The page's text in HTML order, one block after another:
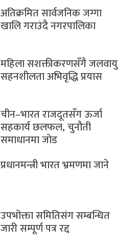
अतिक्रमित सार्वजनिक जग्गा
खालि गराउंदै नगरपालिका
महिला सशक्तीकरणसँगै जलवायु
सहनशीलता अभिवृद्धि प्रयास
चीन–भारत राजदूतसँग ऊर्जा
सहकार्य छलफल, चुनौती
समाधानमा जोड
प्रधानमन्त्री भारत भ्रमणमा जाने
उपभोक्ता समितिसंग सम्बन्धित
जारी सम्पूर्ण पत्र रद्द